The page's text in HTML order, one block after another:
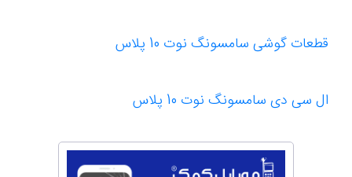
قطعات گوشی سامسونگ نوت 10 پلاس
ال سی دی سامسونگ نوت 10 پلاس